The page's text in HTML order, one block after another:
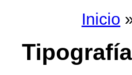
Inicio